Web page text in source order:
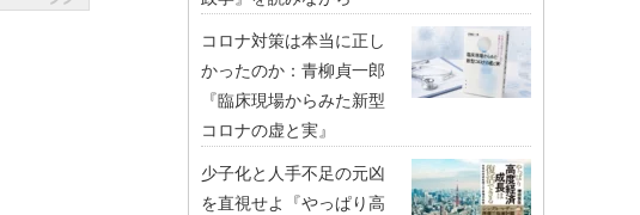
コロナ対策は本当に正し
かったのか：青柳貞一郎
『臨床現場からみた新型
コロナの虚と実』
少子化と人手不足の元凶
を直視せよ『やっぱり高